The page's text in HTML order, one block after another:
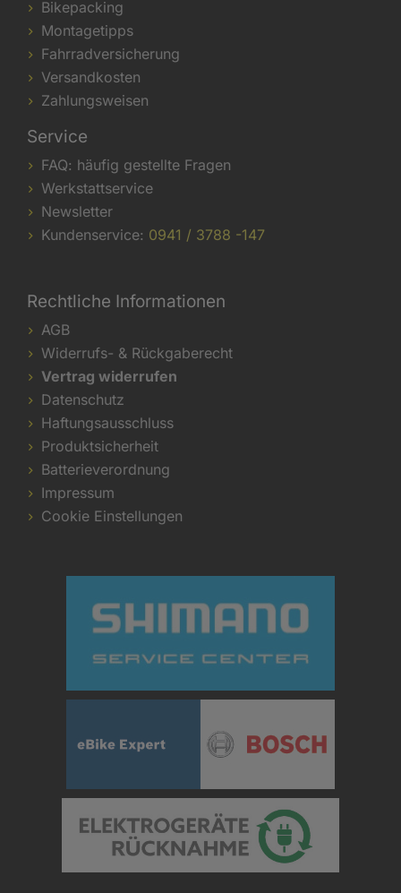
Bikepacking
Montagetipps
Fahrradversicherung
Versandkosten
Zahlungsweisen
Service
FAQ: häufig gestellte Fragen
Werkstattservice
Newsletter
Kundenservice: 0941 / 3788 -147
Rechtliche Informationen
AGB
Widerrufs- & Rückgaberecht
Vertrag widerrufen
Datenschutz
Haftungsausschluss
Produktsicherheit
Batterieverordnung
Impressum
Cookie Einstellungen